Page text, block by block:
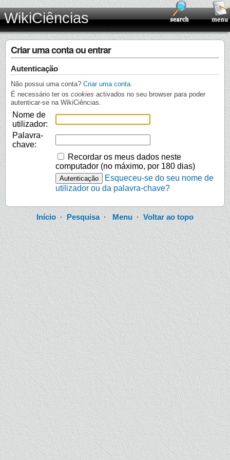
WikiCiências
Criar uma conta ou entrar
Autenticação
Não possui uma conta? Criar uma conta
É necessário ter os cookies activados no seu browser para poder
autenticar-se na WikiCiências.
Nome de
utilizador:
Palavra-
chave:
Recordar os meus dados neste
computador (no máximo, por 180 dias)
Esqueceu-se do seu nome de
utilizador ou da palavra-chave?
Início· Pesquisa·Menu ·Voltar ao topo